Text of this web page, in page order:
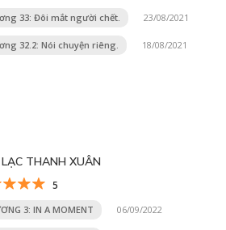
33: Đôi mắt người chết. 23/08/2021
32.2: Nói chuyện riêng. 18/08/2021
THANH XUÂN
5
3: IN A MOMENT 06/09/2022